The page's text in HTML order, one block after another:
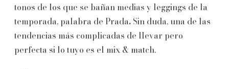
tonos de los que se bañan medias y leggings de la
temporada, palabra de Prada. Sin duda, una de las
tendencias más complicadas de llevar pero
perfecta si lo tuyo es el mix & match.